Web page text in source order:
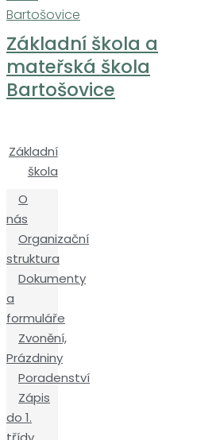
Základní škola a
mateřská škola
Bartošovice
Základní
škola
O
nás
Organizační
struktura
Dokumenty
a
formuláře
Zvonění,
Prázdniny
Poradenství
Zápis
do 1.